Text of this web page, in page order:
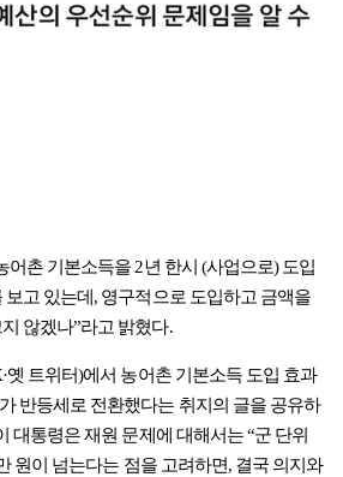
어촌 기본소득을 2년 한시 (사업으로) 도입
보고 있는데, 영구적으로 도입하고 금액을
않겠나”라고 밝혔다.
옛 트위터)에서 농어촌 기본소득 도입 효과
반등세로 전환했다는 취지의 글을 공유하
대통령은 재원 문제에 대해서는 “군 단위
원이 넘는다는 점을 고려하면, 결국 의지와